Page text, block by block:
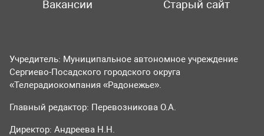
Вакансии
Старый сайт
Учредитель: Муниципальное автономное учреждение
Сергиево-Посадского городского округа
«Телерадиокомпания «Радонежье».
Главный редактор: Перевозникова О.А.
Директор: Андреева Н.Н.